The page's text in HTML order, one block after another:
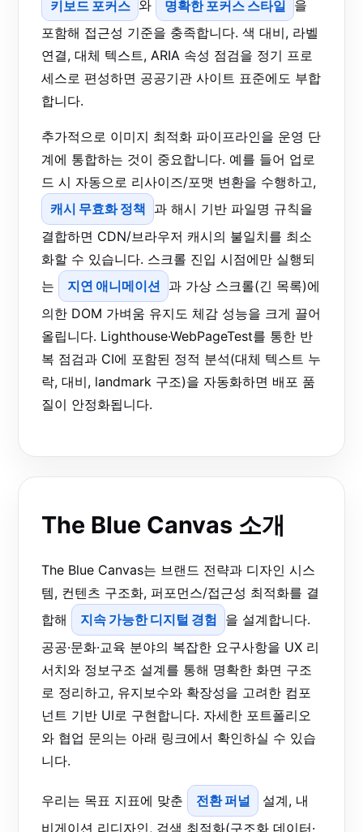
키보드 포커스 와 명확한 포커스 스타일 을
포함해 접근성 기준을 충족합니다. 색 대비, 라벨
연결, 대체 텍스트, ARIA 속성 점검을 정기 프로
세스로 편성하면 공공기관 사이트 표준에도 부합
합니다.
추가적으로 이미지 최적화 파이프라인을 운영 단
계에 통합하는 것이 중요합니다. 예를 들어 업로
드 시 자동으로 리사이즈/포맷 변환을 수행하고,
캐시 무효화 정책
과 해시 기반 파일명 규칙을
결합하면 CDN/브라우저 캐시의 불일치를 최소
화할 수 있습니다. 스크롤 진입 시점에만 실행되
는
지연 애니메이션 과 가상 스크롤(긴 목록)에
의한 DOM 가벼움 유지도 체감 성능을 크게 끌어
올립니다. Lighthouse·WebPageTest를 통한 반
복 점검과 CI에 포함된 정적 분석(대체 텍스트 누
락, 대비, landmark 구조)을 자동화하면 배포 품
질이 안정화됩니다.
The Blue Canvas 소개
The Blue Canvas는 브랜드 전략과 디자인 시스
템, 컨텐츠 구조화, 퍼포먼스/접근성 최적화를 결
합해
지속 가능한 디지털 경험
을 설계합니다.
공공·문화·교육 분야의 복잡한 요구사항을 UX 리
서치와 정보구조 설계를 통해 명확한 화면 구조
로 정리하고, 유지보수와 확장성을 고려한 컴포
넌트 기반 UI로 구현합니다. 자세한 포트폴리오
와 협업 문의는 아래 링크에서 확인하실 수 있습
니다.
우리는 목표 지표에 맞춘 전환 퍼널
설계, 내
비게이션 리디자인, 검색 최적화(구조화 데이터·